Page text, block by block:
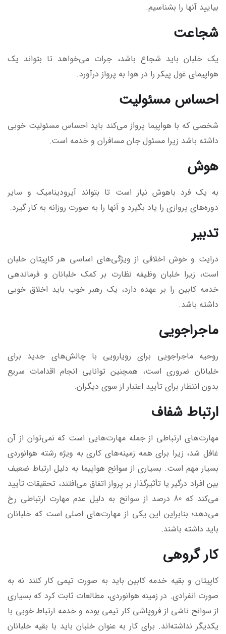
بیایید آنها را بشناسیم.
شجاعت
یک خلبان باید شجاع باشد، جرات می‌خواهد تا بتواند یک
هواپیمای غول پیکر را در هوا به پرواز درآورد.
احساس مسئولیت
شخصی که با هواپیما پرواز می‌کند باید احساس مسئولیت خوبی
داشته باشد زیرا مسئول جان مسافران و خدمه است.
هوش
به یک فرد باهوش نیاز است تا بتواند آیرودینامیک و سایر
دوره‌های پروازی را یاد بگیرد و آنها را به صورت روزانه به کار گیرد.
تدبیر
درایت و خوش اخلاقی از ویژگی‌های اساسی هر کاپیتان خلبان
است، زیرا خلبان وظیفه نظارت بر کمک خلبانان و فرماندهی
خدمه کابین را بر عهده دارد، یک رهبر خوب باید اخلاق خوبی
داشته باشد.
ماجراجویی
روحیه ماجراجویی برای رویارویی با چالش‌های جدید برای
خلبانان ضروری است، همچنین توانایی انجام اقدامات سریع
بدون انتظار برای تأیید اعتبار از سوی دیگران.
ارتباط شفاف
مهارت‌های ارتباطی از جمله مهارت‌هایی است که نمی‌توان از آن
غافل شد، زیرا برای همه زمینه‌های کاری به ویژه رشته هوانوردی
بسیار مهم است. بسیاری از سوانح هواپیما به دلیل ارتباط ضعیف
بین افراد درگیر یا تأثیرگذار بر پرواز اتفاق می‌افتند، تحقیقات تأیید
می‌کند که 80 درصد از سوانح به دلیل عدم مهارت ارتباطی رخ
می‌دهد؛ بنابراین این یکی از مهارت‌های اصلی است که خلبانان
باید داشته باشند.
کار گروهی
کاپیتان و بقیه خدمه کابین باید به صورت تیمی کار کنند نه به
صورت انفرادی. در زمینه هوانوردی، مطالعات ثابت کرد که بسیاری
از سوانح ناشی از فروپاشی کار تیمی بوده و خدمه ارتباط خوبی با
یکدیگر نداشته‌اند. برای کار به عنوان خلبان باید با بقیه خلبانان